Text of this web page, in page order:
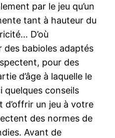
par le jeu qu’un
tant à hauteur du
D’où
des babioles adaptés
pour des
d’âge à laquelle le
quelques conseils
d’offrir un jeu à votre
des normes de
Avant de